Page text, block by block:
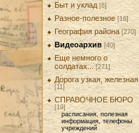
Быт и уклад [6]
Разное-полезное [16]
География района [270]
Видеоархив [40]
Еще немного о
солдатах...
[271]
Дорога узкая, железная
[11]
СПРАВОЧНОЕ БЮРО
[19]
расписания, полезная
информация, телефоны
учреждений